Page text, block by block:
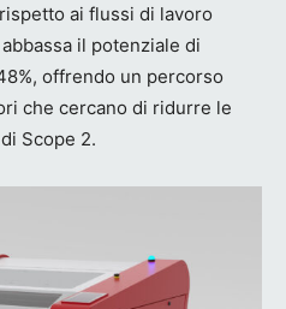
ai flussi di lavoro
il potenziale di
offrendo un percorso
che cercano di ridurre le
Scope 2.